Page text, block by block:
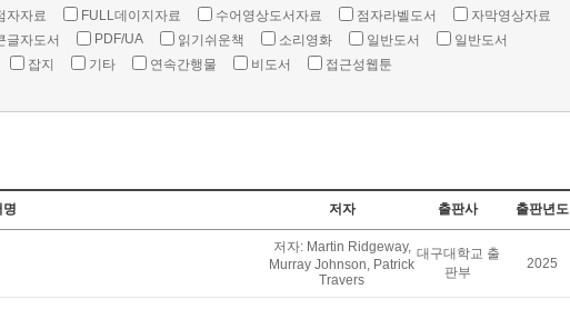
자자료 FULL데이지자료 수어영상도서자료 점자라벨도서
자막영상자료
글자도서 PDF/UA 읽기쉬운책 소리영화 일반도서
일반도서
잡지 기타 연속간행물 비도서 접근성웹툰
명 저자 출판사 출판년도
저자: Martin Ridgeway,
Murray Johnson, Patrick
Travers
대구대학교 출
판부
2025